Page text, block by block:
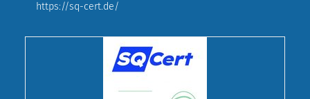
https://sq-cert.de/